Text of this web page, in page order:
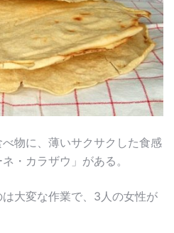
物に、薄いサクサクした食感
・カラザウ」がある。
大変な作業で、3人の女性が